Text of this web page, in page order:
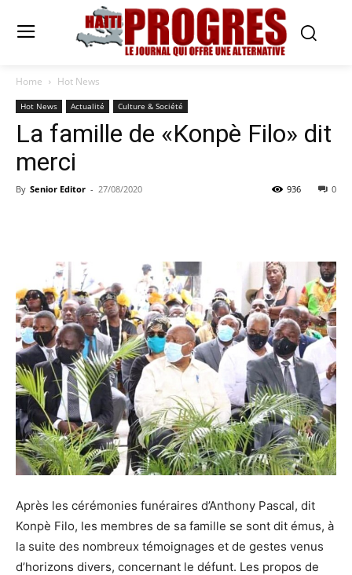
Home Hot News
Hot News Actualité Culture & Société
La famille de «Konpè Filo» dit
merci
By Senior Editor - 27/08/2020 0
936
Après les cérémonies funéraires d’Anthony Pascal, dit
Konpè Filo, les membres de sa famille se sont dit émus, à
la suite des nombreux témoignages et de gestes venus
d’horizons divers, concernant le défunt. Les propos de